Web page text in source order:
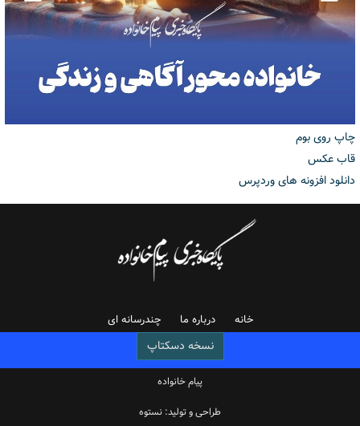
چاپ روی بوم
قاب عکس
دانلود افزونه های وردپرس
خانه درباره ما چندرسانه ای
نسخه دسکتاپ
پیام خانواده
طراحی و تولید: نستوه